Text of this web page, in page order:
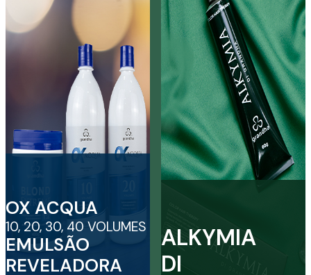
OX ACQUA
10, 20, 30, 40 VOLUMES
EMULSÃO
ALKYMIA